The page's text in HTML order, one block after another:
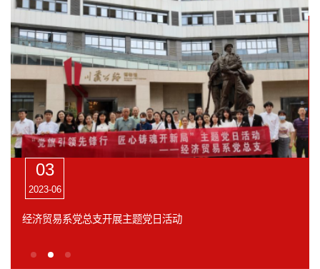
03
2023-06
经济贸易系党总支开展主题党日活动